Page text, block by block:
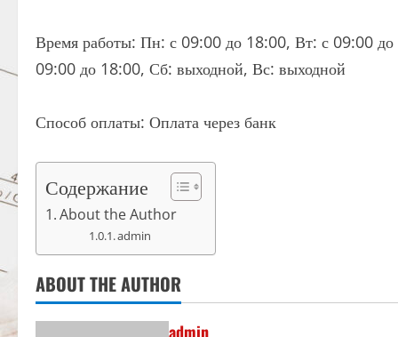
Время работы: Пн: с 09:00 до 18:00, Вт: с 09:00
09:00 до 18:00, Сб: выходной, Вс: выходной
Способ оплаты: Оплата через банк
Содержание
About the Author
admin
ABOUT THE AUTHOR
admin